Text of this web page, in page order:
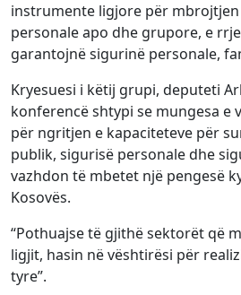
instrumente ligjore për
personale apo dhe grupore, e
garantojnë sigurinë personale,
Kryesuesi i këtij grupi, deputeti
konferencë shtypi se mungesa e
për ngritjen e kapaciteteve për
publik, sigurisë personale dhe
vazhdon të mbetet një pengesë
Kosovës.
“Pothuajse të gjithë sektorët që
ligjit, hasin në vështirësi për
tyre”.